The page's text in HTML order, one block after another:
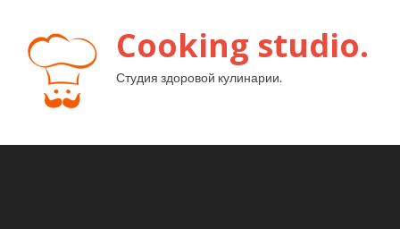
Cooking studio.
Студия здоровой кулинарии.